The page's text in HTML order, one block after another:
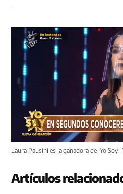
Laura Pausini es la ganadora de 'Yo Soy:
Artículos